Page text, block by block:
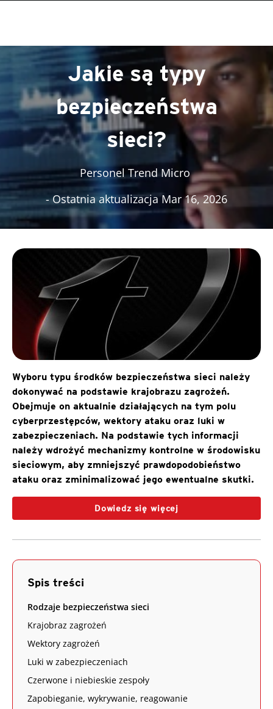
Jakie są typy
bezpieczeństwa
sieci?
Personel Trend Micro
- Ostatnia aktualizacja Mar 16, 2026
Wyboru typu środków bezpieczeństwa sieci należy
dokonywać na podstawie krajobrazu zagrożeń.
Obejmuje on aktualnie działających na tym polu
cyberprzestępców, wektory ataku oraz luki w
zabezpieczeniach. Na podstawie tych informacji
należy wdrożyć mechanizmy kontrolne w środowisku
sieciowym, aby zmniejszyć prawdopodobieństwo
ataku oraz zminimalizować jego ewentualne skutki.
Dowiedz się więcej
Spis treści
Rodzaje bezpieczeństwa sieci
Krajobraz zagrożeń
Wektory zagrożeń
Luki w zabezpieczeniach
Czerwone i niebieskie zespoły
Zapobieganie, wykrywanie, reagowanie
Products
Products